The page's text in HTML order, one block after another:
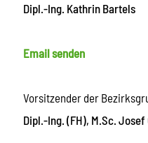
Dipl.-Ing. Kathrin Bartels
Email senden
Vorsitzender der
Dipl.-Ing. (FH), M.Sc.